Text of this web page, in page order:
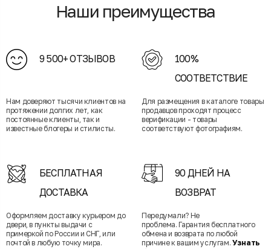
Наши преимущества
9 500+ ОТЗЫВОВ
Нам доверяют тысячи клиентов на
протяжении долгих лет, как
постоянные клиенты, так и
известные блогеры и стилисты.
100%
СООТВЕТСТВИЕ
Для размещения в каталоге товары
продавцов проходят процесс
верификации - товары
соответствуют фотографиям.
БЕСПЛАТНАЯ
ДОСТАВКА
Оформляем доставку курьером до
двери, в пункты выдачи с
примеркой по России и СНГ, или
почтой в любую точку мира.
90 ДНЕЙ НА
ВОЗВРАТ
Передумали? Не
проблема. Гарантия бесплатного
обмена и возврата по любой
причине к вашим услугам. Узнать